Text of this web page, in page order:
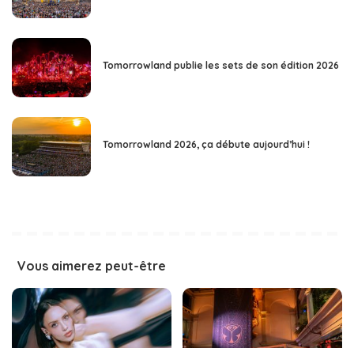
Tomorrowland publie les sets de son édition 2026
Tomorrowland 2026, ça débute aujourd’hui !
Vous aimerez peut-être